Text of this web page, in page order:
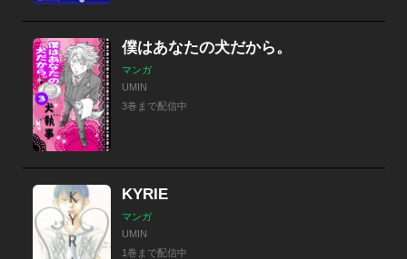
僕はあなたの犬だから。
マンガ
UMIN
3巻まで配信中
KYRIE
マンガ
UMIN
1巻まで配信中